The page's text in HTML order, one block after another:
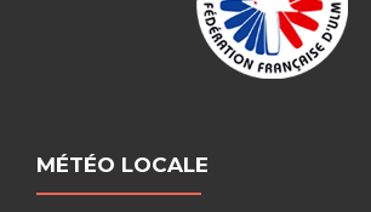
MÉTÉO LOCALE